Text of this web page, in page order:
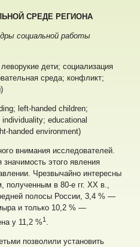
СРЕДЕ РЕГИОНА
социальной работы
дети; социализация
среда; конфликт;
left-handed children;
educational
handed environment)
внимания исследователей.
этого явления
Чрезвычайно интересны
полученным в 80-е гг. ХХ в.,
полосы России, 3,4 % —
и только 10,2 % —
у 11,2 %1
позволили установить